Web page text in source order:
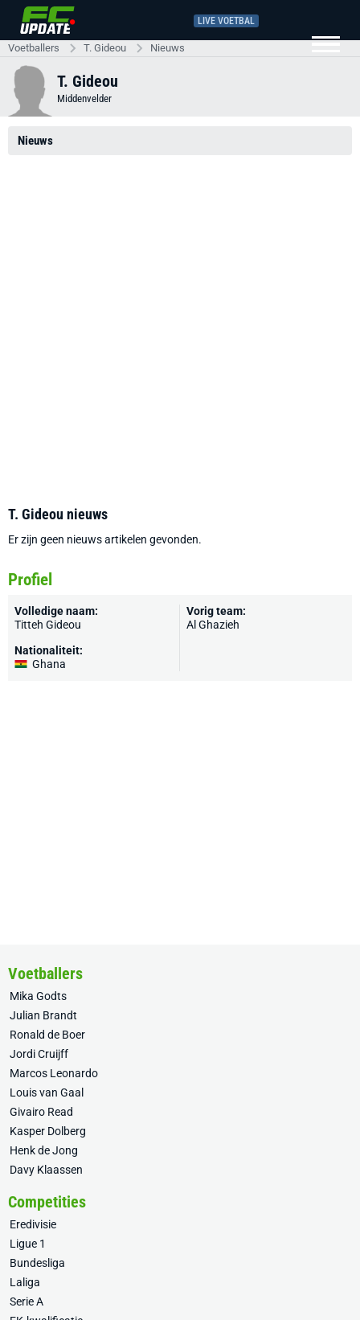
LIVE VOETBAL
Voetballers T. Gideou Nieuws
T. Gideou
Middenvelder
Nieuws
T. Gideou nieuws
Er zijn geen nieuws artikelen gevonden.
Profiel
Volledige naam:
Titteh Gideou
Nationaliteit:
Ghana
Vorig team:
Al Ghazieh
Voetballers
Mika Godts
Julian Brandt
Ronald de Boer
Jordi Cruijff
Marcos Leonardo
Louis van Gaal
Givairo Read
Kasper Dolberg
Henk de Jong
Davy Klaassen
Competities
Eredivisie
Ligue 1
Bundesliga
Laliga
Serie A